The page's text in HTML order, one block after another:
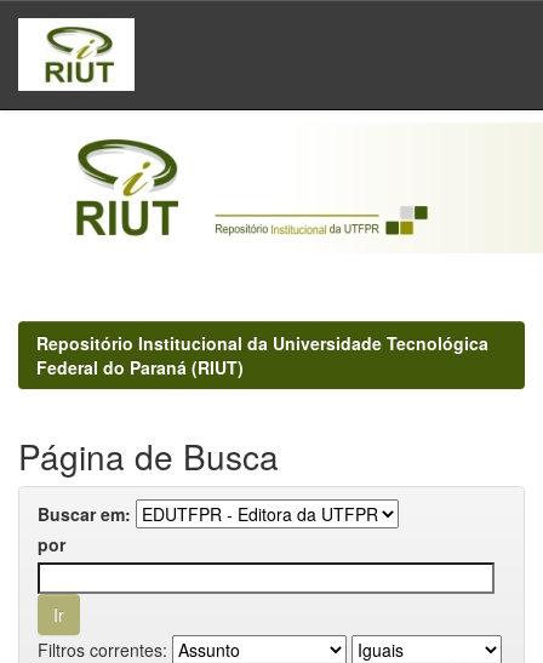
Skip
navigation
Repositório Institucional da Universidade Tecnológica
Federal do Paraná (RIUT)
Página de Busca
Buscar em:
por
Filtros correntes: